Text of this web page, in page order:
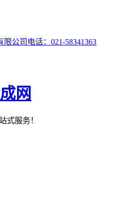
限公司电话：021-58341363
网
式服务！